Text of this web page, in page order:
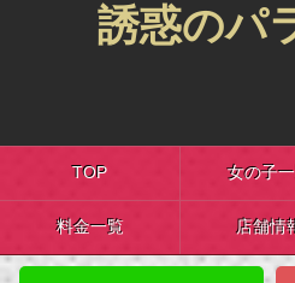
誘惑のパ
TOP 女の子
料金一覧 店舗情